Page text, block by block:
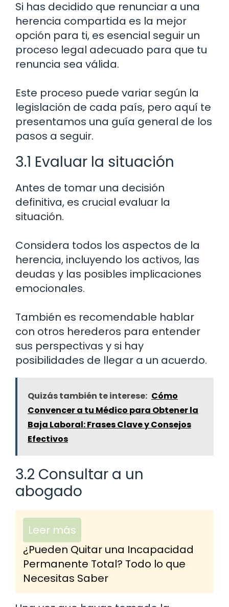
Si has decidido que renunciar a una
herencia compartida es la mejor
opción para ti, es esencial seguir un
proceso legal adecuado para que tu
renuncia sea válida.
Este proceso puede variar según la
legislación de cada país, pero aquí te
presentamos una guía general de los
pasos a seguir.
3.1 Evaluar la situación
Antes de tomar una decisión
definitiva, es crucial evaluar la
situación.
Considera todos los aspectos de la
herencia, incluyendo los activos, las
deudas y las posibles implicaciones
emocionales.
También es recomendable hablar
con otros herederos para entender
sus perspectivas y si hay
posibilidades de llegar a un acuerdo.
Quizás también te interese: Cómo
Convencer a tu Médico para Obtener la
Baja Laboral: Frases Clave y Consejos
Efectivos
3.2 Consultar a un
abogado
Leer más
¿Pueden Quitar una Incapacidad
Permanente Total? Todo lo que
Necesitas Saber